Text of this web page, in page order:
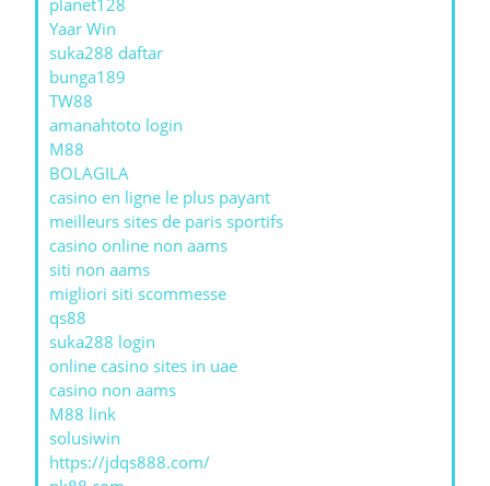
planet128
Yaar Win
suka288 daftar
bunga189
TW88
amanahtoto login
M88
BOLAGILA
casino en ligne le plus payant
meilleurs sites de paris sportifs
casino online non aams
siti non aams
migliori siti scommesse
qs88
suka288 login
online casino sites in uae
casino non aams
M88 link
solusiwin
https://jdqs888.com/